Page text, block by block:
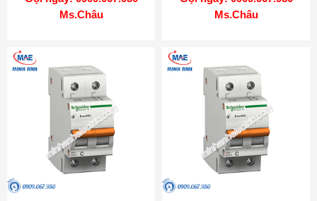
Ms.Châu
Ms.Châu